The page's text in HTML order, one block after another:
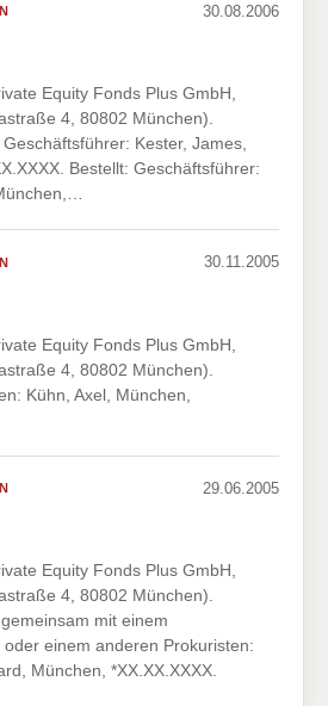
30.08.2006
Equity Fonds Plus GmbH,
4, 80802 München).
Kester, James,
Bestellt: Geschäftsführer:
30.11.2005
Equity Fonds Plus GmbH,
4, 80802 München).
Kühn, Axel, München,
29.06.2005
Equity Fonds Plus GmbH,
4, 80802 München).
mit einem
einem anderen Prokuristen:
München, *XX.XX.XXXX.